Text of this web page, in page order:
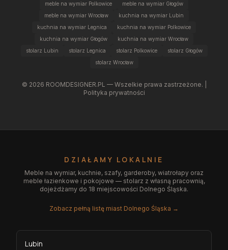
meble na wymiar Polkowice
meble na wymiar Głogów
meble na wymiar Wrocław
kuchnia na wymiar Lubin
kuchnia na wymiar Legnica
kuchnia na wymiar Polkowice
kuchnia na wymiar Głogów
kuchnia na wymiar Wrocław
stolarz Lubin
stolarz Legnica stolarz Polkowice
stolarz Głogów
stolarz Wrocław
© 2026 ROOMDESIGNER.PL — Wszelkie prawa zastrzeżone. |
Polityka prywatności
DZIAŁAMY LOKALNIE
Meble na wymiar, kuchnie, szafy, garderoby, wiatrołapy oraz
meble łazienkowe i pokojowe — stolarz z własną pracownią,
dojeżdżamy do 18 miejscowości Dolnego Śląska.
Zobacz pełną listę miast Dolnego Śląska →
Lubin